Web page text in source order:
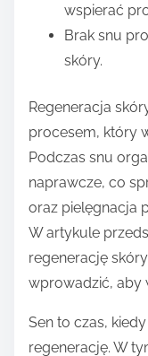
wspierać
Brak snu
skóry.
Regeneracja
procesem, który
Podczas snu
naprawcze, co
oraz pielęgnacja
W artykule
regenerację
wprowadzić, aby
Sen to czas,
regenerację. W